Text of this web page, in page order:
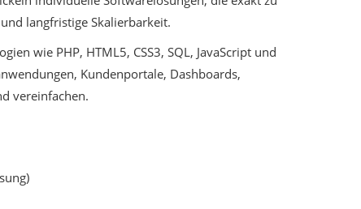
langfristige Skalierbarkeit.
wie PHP, HTML5, CSS3, SQL, JavaScript und
Kundenportale, Dashboards,
vereinfachen.